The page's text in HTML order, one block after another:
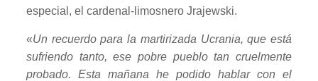
especial, el cardenal-limosnero Jrajewski.
«Un recuerdo para la martirizada Ucrania, que está
sufriendo tanto, ese pobre pueblo tan cruelmente
probado. Esta mañana he podido hablar con el